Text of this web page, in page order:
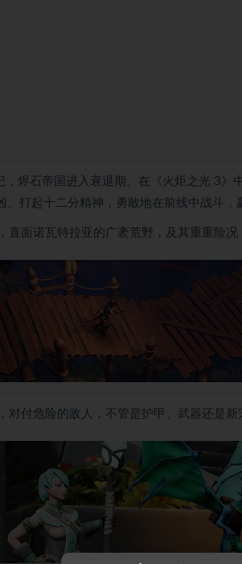
，烬石帝国进入衰退期。在《火炬之光 3》
打起十二分精神，勇敢地在前线中战斗，
面诺瓦特拉亚的广袤荒野，及其重重险况
对付危险的敌人，不管是护甲、武器还是